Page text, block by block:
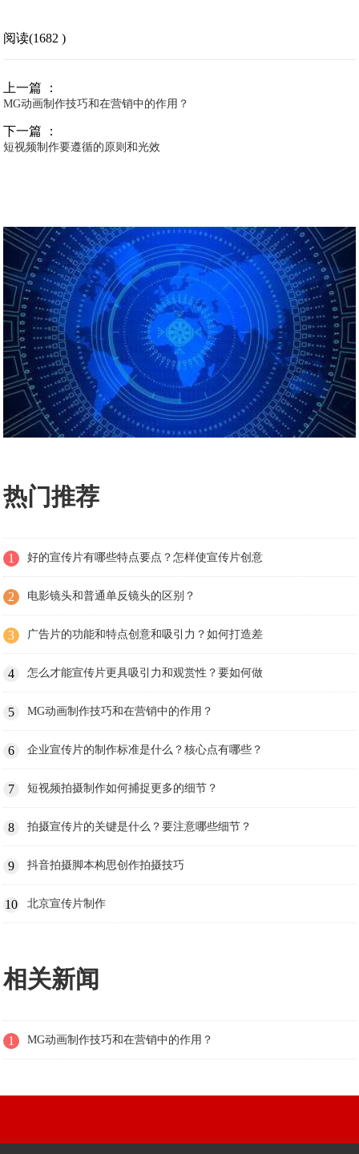
阅读(1682 )
上一篇 ：
MG动画制作技巧和在营销中的作用？
下一篇 ：
短视频制作要遵循的原则和光效
热门推荐
1 好的宣传片有哪些特点要点？怎样使宣传片创意
2 电影镜头和普通单反镜头的区别？
3 广告片的功能和特点创意和吸引力？如何打造差
4 怎么才能宣传片更具吸引力和观赏性？要如何做
5 MG动画制作技巧和在营销中的作用？
6 企业宣传片的制作标准是什么？核心点有哪些？
7 短视频拍摄制作如何捕捉更多的细节？
8 拍摄宣传片的关键是什么？要注意哪些细节？
9 抖音拍摄脚本构思创作拍摄技巧
10 北京宣传片制作
相关新闻
1 MG动画制作技巧和在营销中的作用？